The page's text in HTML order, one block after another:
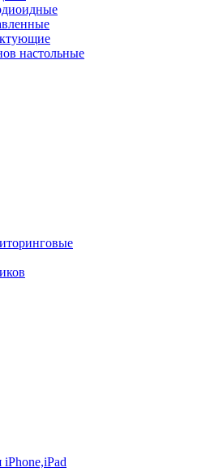
настольные